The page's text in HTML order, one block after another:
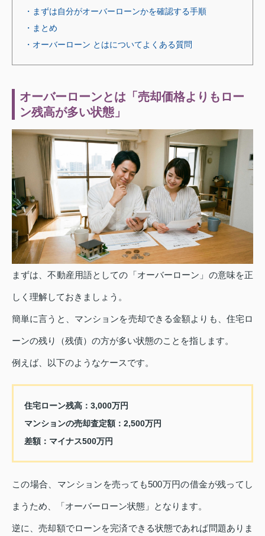
・まずは自分がオーバーローンかを確認する手順
・まとめ
・オーバーローン とはについてよくある質問
オーバーローンとは「売却価格よりもロー
ン残高が多い状態」
まずは、不動産用語としての「オーバーローン」の意味を正
しく理解しておきましょう。
簡単に言うと、マンションを売却できる金額よりも、住宅ロ
ーンの残り（残債）の方が多い状態のことを指します。
例えば、以下のようなケースです。
住宅ローン残高：3,000万円
マンションの売却査定額：2,500万円
差額：マイナス500万円
この場合、マンションを売っても500万円の借金が残ってし
まうため、「オーバーローン状態」となります。
逆に、売却額でローンを完済できる状態であれば問題ありま